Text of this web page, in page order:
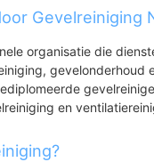
Oud-Loon
Mussenhoek
Molenwijk (noord)
Molenwijk (zuid)
Bergeind
Oost-Loon
Gevelreiniging
organisatie die
gevelonderhoud
en